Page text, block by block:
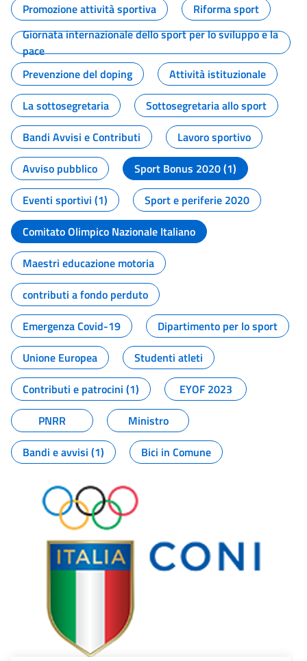
Promozione attività sportiva
Riforma sport
Giornata internazionale dello sport per lo sviluppo e la
pace
Prevenzione del doping
Attività istituzionale
La sottosegretaria
Sottosegretaria allo sport
Bandi Avvisi e Contributi
Lavoro sportivo
Avviso pubblico
Sport Bonus 2020 (1)
Eventi sportivi (1)
Sport e periferie 2020
Comitato Olimpico Nazionale Italiano
Maestri educazione motoria
contributi a fondo perduto
Emergenza Covid-19
Dipartimento per lo sport
Unione Europea
Studenti atleti
Contributi e patrocini (1)
EYOF 2023
PNRR
Ministro
Bandi e avvisi (1)
Bici in Comune